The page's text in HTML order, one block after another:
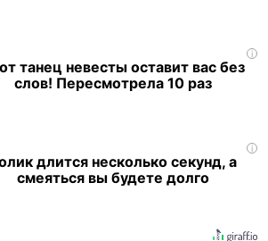
i
танец невесты оставит вас без
слов! Пересмотрела 10 раз
i
длится несколько секунд, а
смеяться вы будете долго